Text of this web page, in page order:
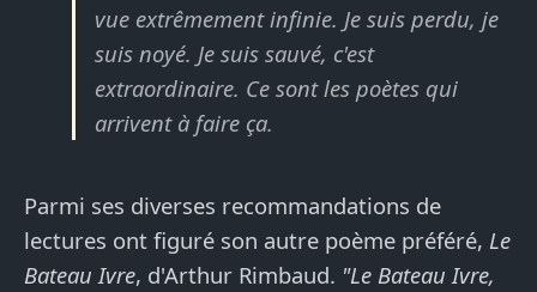
vue extrêmement infinie. Je suis perdu, je
suis noyé. Je suis sauvé, c'est
extraordinaire. Ce sont les poètes qui
arrivent à faire ça.
Parmi ses diverses recommandations de
lectures ont figuré son autre poème préféré, Le
Bateau Ivre, d'Arthur Rimbaud. "Le Bateau Ivre,